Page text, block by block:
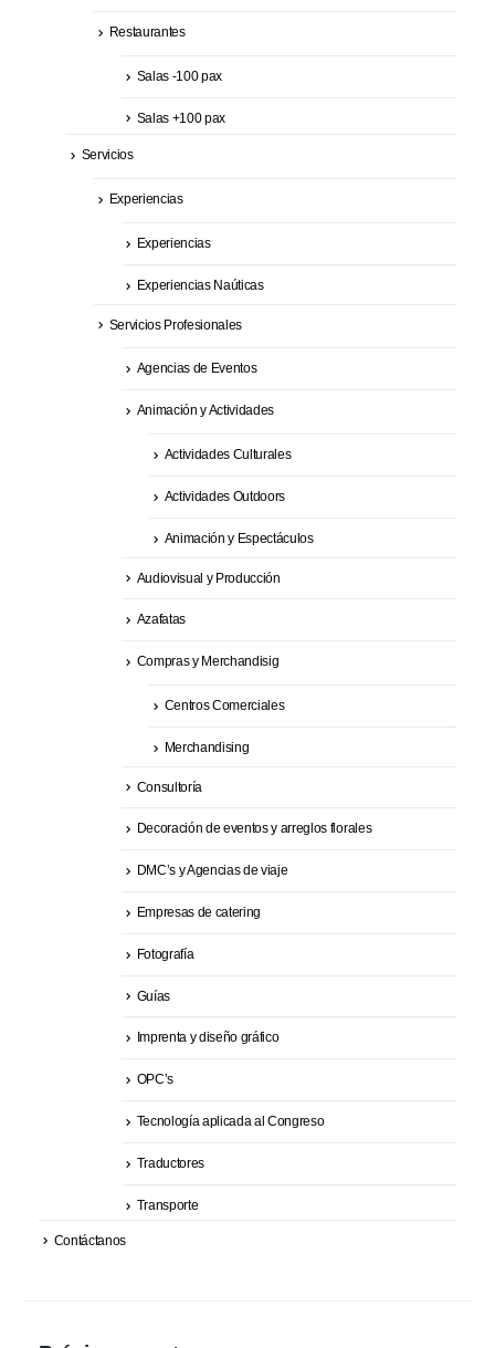
Restaurantes
Salas -100 pax
Salas +100 pax
Servicios
Experiencias
Experiencias
Experiencias Naúticas
Servicios Profesionales
Agencias de Eventos
Animación y Actividades
Actividades Culturales
Actividades Outdoors
Animación y Espectáculos
Audiovisual y Producción
Azafatas
Compras y Merchandisig
Centros Comerciales
Merchandising
Consultoría
Decoración de eventos y arreglos florales
DMC’s y Agencias de viaje
Empresas de catering
Fotografía
Guías
Imprenta y diseño gráfico
OPC’s
Tecnología aplicada al Congreso
Traductores
Transporte
Contáctanos